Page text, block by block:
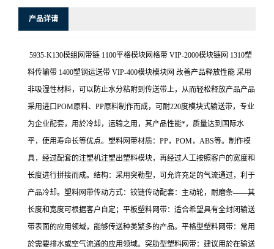
产品详请
5935-K130模组网带链 1100平格模块网格带 VIP-2000模块链网 1310塑
料传输带 1400塑钢运送带 VIP-400模块模块网 改善产品释放性能 采用
非吸湿性材料，可以防止水分粘附到传送带上，从而轻松释放产品产品
采用进口POM原料、PP原料制作而成，可耐220度模块式输送带，专业
为企业配套，用於冷却，运输之用，其产品性能*，质量达到国际水
平，使用寿命长等优点。塑料网带材质：PP，POM，ABS等。制作模
具，经过配套的注塑机注塑出塑料模块，再经过人工按照客户的宽度和
长度进行拼接而成。结构：采用突勒型，可允许充足的气流通过，利于
产品冷却。塑料网带传动方式：铰链传动配套：主动轮，耐磨条——其
长度和宽度可根据客户自定；平板塑料网带：适合希望具有全封闭输送
带表面的应用领域，能够传送种类繁多的产品。平格型塑料网带：常用
於需要排水或空气流通的应用领域。突肋型塑料网带：建议用於在输送